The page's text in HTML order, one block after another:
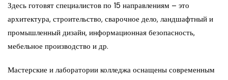
Здесь готовят специалистов по 15 направлениям – это
архитектура, строительство, сварочное дело, ландшафтный и
промышленный дизайн, информационная безопасность,
мебельное производство и др.
Мастерские и лаборатории колледжа оснащены современным